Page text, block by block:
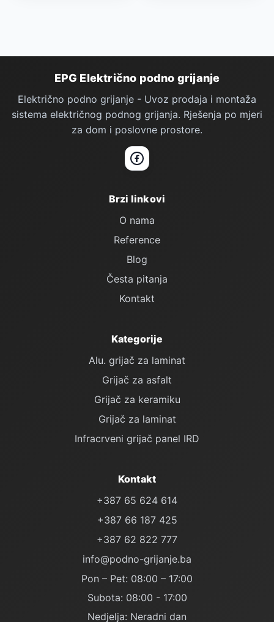
Podno Grijanje — podnožje stranice
EPG Električno podno grijanje
Električno podno grijanje - Uvoz prodaja i montaža
sistema električnog podnog grijanja. Rješenja po mjeri
za dom i poslovne prostore.
Facebook
Brzi linkovi
O nama
Reference
Blog
Česta pitanja
Kontakt
Kategorije
Alu. grijač za laminat
Grijač za asfalt
Grijač za keramiku
Grijač za laminat
Infracrveni grijač panel IRD
Kontakt
+387 65 624 614
+387 66 187 425
+387 62 822 777
info@podno-grijanje.ba
Pon – Pet: 08:00 – 17:00
Subota: 08:00 - 17:00
Nedjelja: Neradni dan